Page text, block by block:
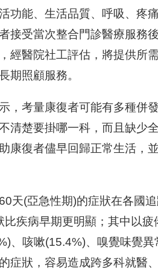
功能、生活品質、呼吸、疼
接受當次整合門診醫療服務
經醫院社工評估，將提供所
期照顧服務。
，考量康復者可能有多種併
清楚要掛哪一科，而且缺少
康復者儘早回歸正常生活，
天(亞急性期)的症狀在各國
疾病早期更明顯；其中以
、咳嗽(15.4%)、嗅覺味覺
症狀，容易造成跨多科就醫